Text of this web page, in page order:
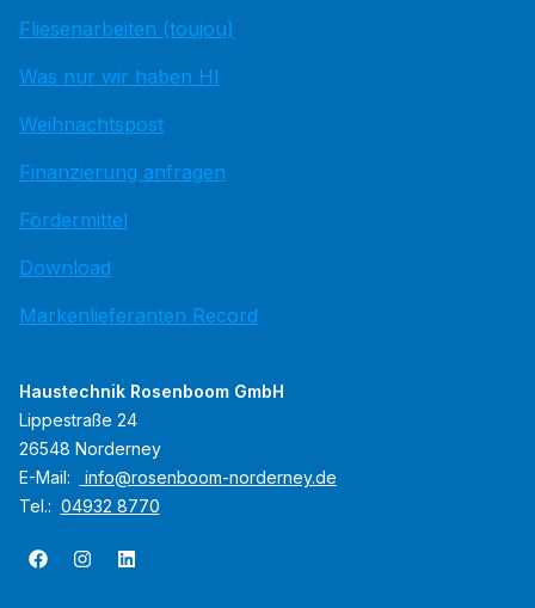
Fliesenarbeiten (toujou)
Was nur wir haben HI
Weihnachtspost
Finanzierung anfragen
Fördermittel
Download
Markenlieferanten Record
Haustechnik Rosenboom GmbH
Lippestraße 24
26548 Norderney
E-Mail:
info@rosenboom-norderney.de
Tel.: 04932 8770